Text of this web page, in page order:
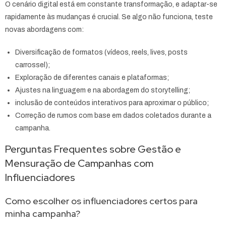
O cenário digital está em constante transformação, e adaptar-se
rapidamente às mudanças é crucial. Se algo não funciona, teste
novas abordagens com:
Diversificação de formatos (vídeos, reels, lives, posts
carrossel);
Exploração de diferentes canais e plataformas;
Ajustes na linguagem e na abordagem do storytelling;
inclusão de conteúdos interativos para aproximar o público;
Correção de rumos com base em dados coletados durante a
campanha.
Perguntas Frequentes sobre Gestão e
Mensuração de Campanhas com
Influenciadores
Como escolher os influenciadores certos para
minha campanha?